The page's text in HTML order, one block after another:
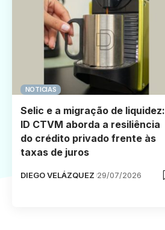
NOTICIAS
Selic e a migração de liquidez:
ID CTVM aborda a resiliência
do crédito privado frente às
taxas de juros
DIEGO VELÁZQUEZ 29/07/2026